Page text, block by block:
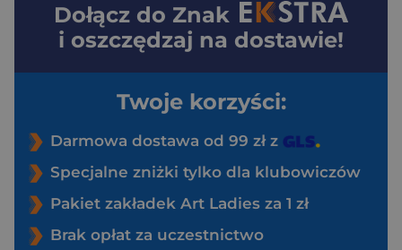
Dołącz do Znak
i oszczędzaj na dostawie!
Twoje korzyści:
Darmowa dostawa od 99 zł z
Specjalne zniżki tylko dla klubowiczów
Pakiet zakładek Art Ladies za 1 zł
Brak opłat za uczestnictwo